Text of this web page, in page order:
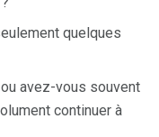
quelques
avez-vous souvent
continuer à